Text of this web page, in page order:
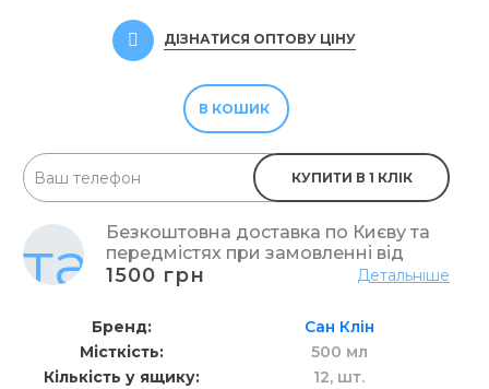
ДІЗНАТИСЯ ОПТОВУ ЦІНУ
В КОШИК
КУПИТИ В 1 КЛІК
Безкоштовна доставка по Києву та
передмістях при замовленні від
1500 грн Детальніше
Бренд
Сан Клін
Місткість
500 мл
Кількість у ящику
12, шт.